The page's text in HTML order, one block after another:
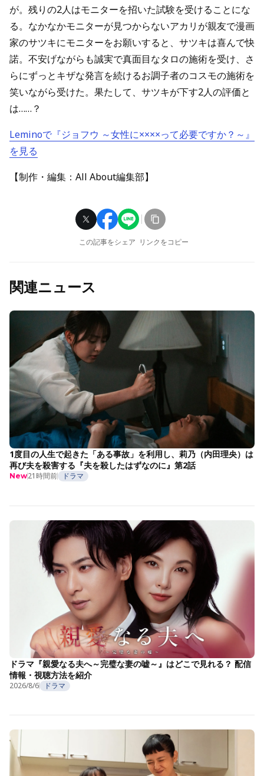
が。残りの2人はモニターを招いた試験を受けることにな
る。なかなかモニターが見つからないアカリが親友で漫画
家のサツキにモニターをお願いすると、サツキは喜んで快
諾。不安げながらも誠実で真面目なタロの施術を受け、さ
らにずっとキザな発言を続けるお調子者のコスモの施術を
笑いながら受けた。果たして、サツキが下す2人の評価と
は……？
Leminoで『ジョフウ ～女性に××××って必要ですか？～』
を見る
【制作・編集：All About編集部】
この記事をシェア リンクをコピー
関連ニュース
1度目の人生で起きた「ある事故」を利用し、莉乃（内田理央）は
再び夫を殺害する『夫を殺したはずなのに』第2話
New21時間前 ドラマ
ドラマ『親愛なる夫へ～完璧な妻の嘘～』はどこで見れる？ 配信
情報・視聴方法を紹介
2026/8/6 ドラマ